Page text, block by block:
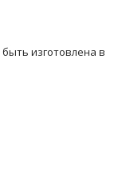
изготовлена в